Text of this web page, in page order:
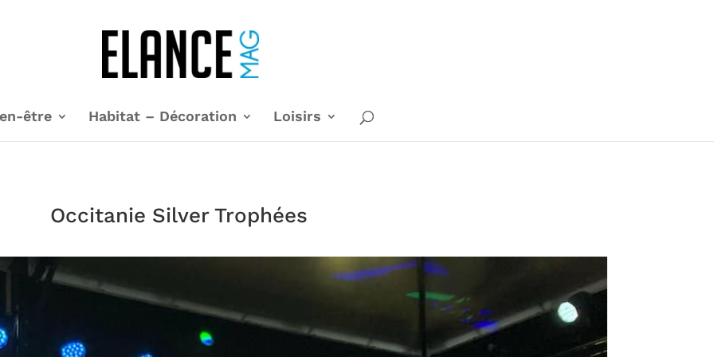
être Habitat – Décoration Loisirs
Occitanie Silver Trophées